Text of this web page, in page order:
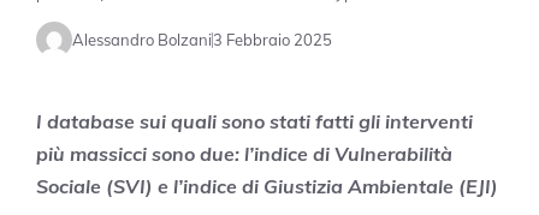
Alessandro Bolzani3 Febbraio 2025
I database sui quali sono stati fatti gli interventi
più massicci sono due: l’indice di Vulnerabilità
Sociale (SVI) e l’indice di Giustizia Ambientale (EJI)